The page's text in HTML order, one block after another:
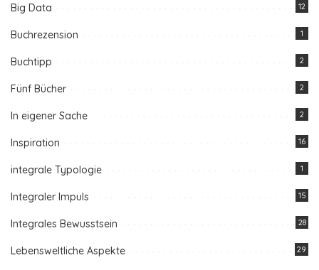
Big Data 12
Buchrezension 1
Buchtipp 2
Fünf Bücher 2
In eigener Sache 2
Inspiration 16
integrale Typologie 1
Integraler Impuls 15
Integrales Bewusstsein 28
Lebensweltliche Aspekte 29